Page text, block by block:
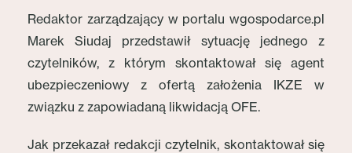
Redaktor zarządzający w portalu wgospodarce.pl
Marek Siudaj przedstawił sytuację jednego z
czytelników, z którym skontaktował się agent
ubezpieczeniowy z ofertą założenia IKZE w
związku z zapowiadaną likwidacją OFE.
Jak przekazał redakcji czytelnik, skontaktował się